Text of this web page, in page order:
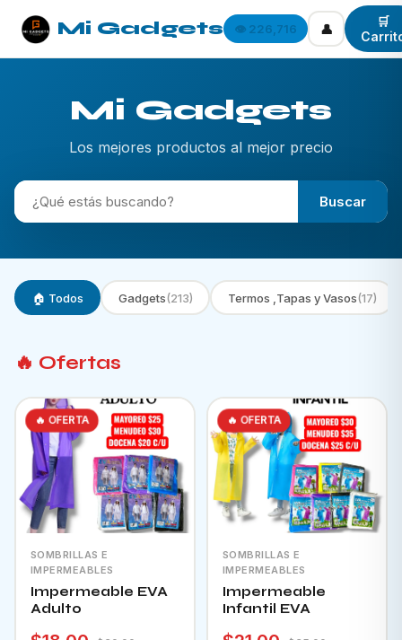
Mi Gadgets 👁️ 226,716 👤
🛒
Mi Gadgets
Los mejores productos al mejor precio
Buscar
🏠 Todos Gadgets(213) Termos ,Tapas y Vasos(17)
🔥 Ofertas
🔥 OFERTA
SOMBRILLAS E
IMPERMEABLES
Impermeable EVA
Adulto
🔥 OFERTA
SOMBRILLAS E
IMPERMEABLES
Impermeable
Infantil EVA